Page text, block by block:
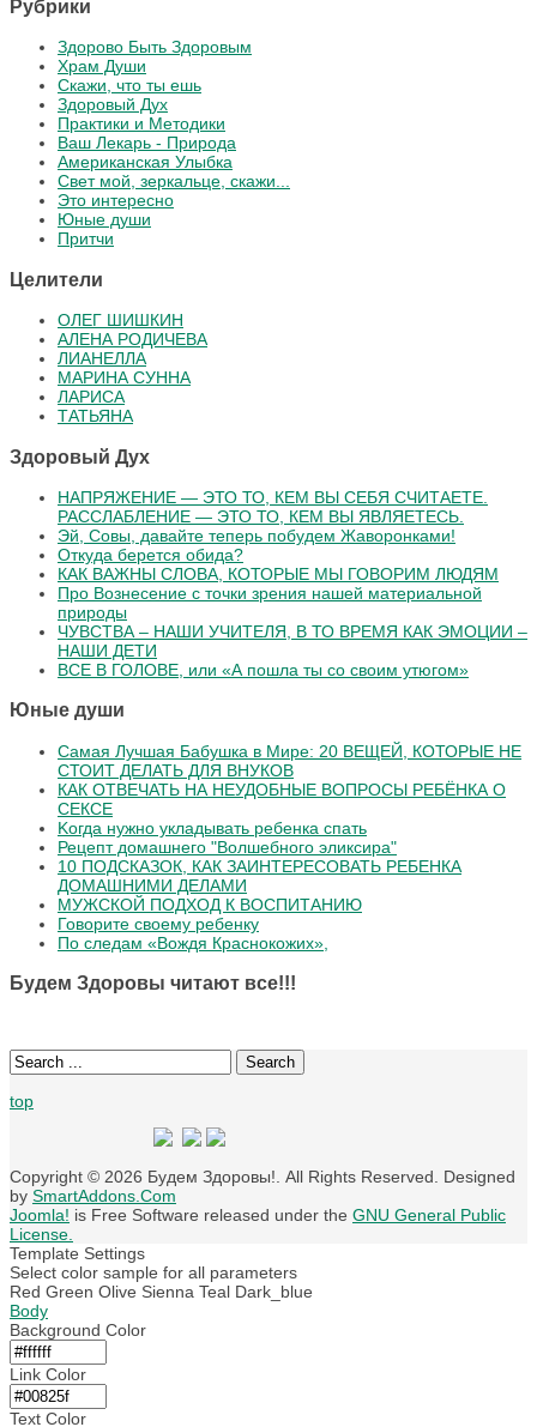
Рубрики
Здорово Быть Здоровым
Храм Души
Скажи, что ты ешь
Здоровый Дух
Практики и Методики
Ваш Лекарь - Природа
Американская Улыбка
Свет мой, зеркальце, скажи...
Это интересно
Юные души
Притчи
Целители
ОЛЕГ ШИШКИН
АЛЕНА РОДИЧЕВА
ЛИАНЕЛЛА
МАРИНА СУННА
ЛАРИСА
ТАТЬЯНА
Здоровый Дух
НАПРЯЖЕНИЕ — ЭТО ТО, КЕМ ВЫ СЕБЯ СЧИТАЕТЕ.
РАССЛАБЛЕНИЕ — ЭТО ТО, КЕМ ВЫ ЯВЛЯЕТЕСЬ.
Эй, Совы, давайте теперь побудем Жаворонками!
Откуда берется обида?
КАК ВАЖНЫ СЛОВА, КОТОРЫЕ МЫ ГОВОРИМ ЛЮДЯМ
Про Вознесение с точки зрения нашей материальной
природы
ЧУВСТВА – НАШИ УЧИТЕЛЯ, В ТО ВРЕМЯ КАК ЭМОЦИИ –
НАШИ ДЕТИ
ВСЕ В ГОЛОВЕ, или «А пошла ты со своим утюгом»
Юные души
Самая Лучшая Бабушка в Мире: 20 ВЕЩЕЙ, КОТОРЫЕ НЕ
СТОИТ ДЕЛАТЬ ДЛЯ ВНУКОВ
КАК ОТВЕЧАТЬ НА НЕУДОБНЫЕ ВОПРОСЫ РЕБЁНКА О
СЕКСЕ
Koгдa нужнo уклaдывaть peбeнкa cпaть
Рецепт домашнего "Волшебного эликсира"
10 ПОДСКАЗОК, КАК ЗАИНТЕРЕСОВАТЬ РЕБЕНКА
ДОМАШНИМИ ДЕЛАМИ
МУЖСКОЙ ПОДХОД К ВОСПИТАНИЮ
Говорите своему ребенку
По следам «Вождя Краснокожих»,
Будем Здоровы читают все!!!
Search
top
Copyright © 2026 Будем Здоровы!. All Rights Reserved. Designed
by SmartAddons.Com
Joomla! is Free Software released under the GNU General Public
License.
Template Settings
Select color sample for all parameters
Red Green Olive Sienna Teal Dark_blue
Body
Background Color
Link Color
Text Color